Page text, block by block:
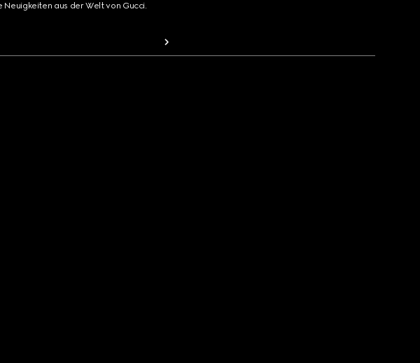
Neuigkeiten aus der Welt von Gucci.